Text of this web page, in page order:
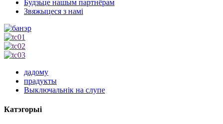
Будзьце нашым партнёрам
Звяжыцеся з намі
дадому
прадукты
Выключальнік на слупе
Катэгорыі